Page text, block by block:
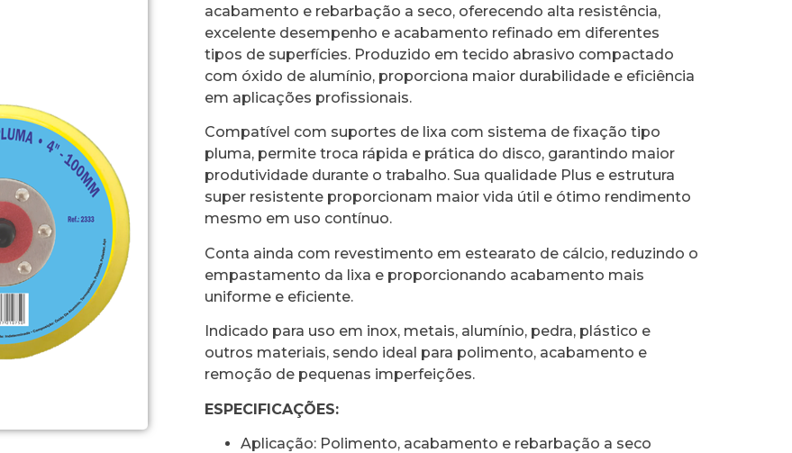
acabamento e rebarbação a seco, oferecendo alta resistência,
excelente desempenho e acabamento refinado em diferentes
tipos de superfícies. Produzido em tecido abrasivo compactado
com óxido de alumínio, proporciona maior durabilidade e eficiência
em aplicações profissionais.
Compatível com suportes de lixa com sistema de fixação tipo
pluma, permite troca rápida e prática do disco, garantindo maior
produtividade durante o trabalho. Sua qualidade Plus e estrutura
super resistente proporcionam maior vida útil e ótimo rendimento
mesmo em uso contínuo.
Conta ainda com revestimento em estearato de cálcio, reduzindo o
empastamento da lixa e proporcionando acabamento mais
uniforme e eficiente.
Indicado para uso em inox, metais, alumínio, pedra, plástico e
outros materiais, sendo ideal para polimento, acabamento e
remoção de pequenas imperfeições.
ESPECIFICAÇÕES:
Aplicação: Polimento, acabamento e rebarbação a seco